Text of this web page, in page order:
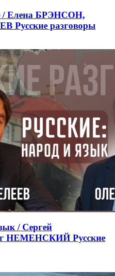
/ Елена БРЭНСОН,
Русские разговоры
/ Сергей
НЕМЕНСКИЙ Русские